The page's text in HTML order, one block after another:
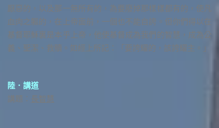
厭惡的，以及那一無所有的，為要廢掉那樣樣都有的，使凡
血肉之軀的，在上帝面前，一個也不能自誇。但你們得以在
基督耶穌裏是本乎上帝，他使基督成為我們的智慧，成為公
義、聖潔、救贖。如經上所記：「要誇耀的，該誇耀主。」
陸．講道
講題： 長智慧